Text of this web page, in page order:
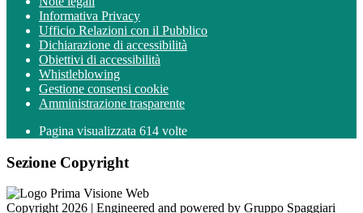
Informativa Privacy
Ufficio Relazioni con il Pubblico
Dichiarazione di accessibilità
Obiettivi di accessibilità
Whistleblowing
Gestione consensi cookie
Amministrazione trasparente
Pagina visualizzata 614 volte
Sezione Copyright
Copyright 2026 | Engineered and powered by Gruppo Spaggiari